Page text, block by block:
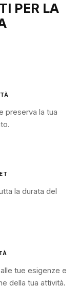
PER LA
preserva la tua
la durata del
tue esigenze e
della tua attività.